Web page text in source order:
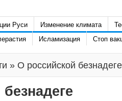
Руси Изменение климата
Исламизация Стоп
» О российской безнадеге